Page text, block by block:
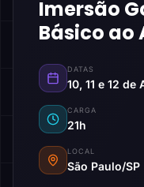
Imersão
Básico ao
DATAS
10, 11 e 12 de
CARGA
21h
LOCAL
São Paulo/SP